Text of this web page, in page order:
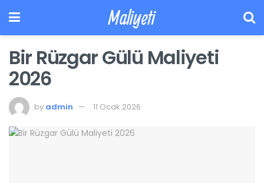
Maliyeti
Bir Rüzgar Gülü Maliyeti
2026
by admin 11 Ocak 2026